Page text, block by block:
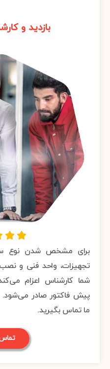
بازدید و
برای مشخص شدن نوع
تجهیزات، واحد فنی و
شما کارشناس اعزام
پیش فاکتور صادر می‌شود.
ما تماس بگیرید.